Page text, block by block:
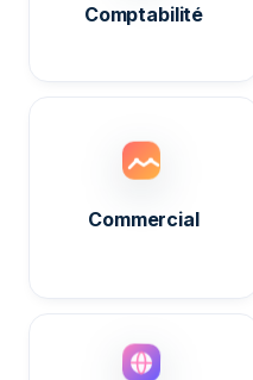
Comptabilité
Commercial